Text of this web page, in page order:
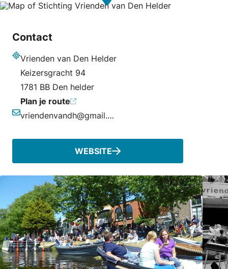
Contact
Vrienden van Den Helder
Keizersgracht 94
1781 BB Den helder
Plan je route
vriendenvandh@gmail.com
WEBSITE